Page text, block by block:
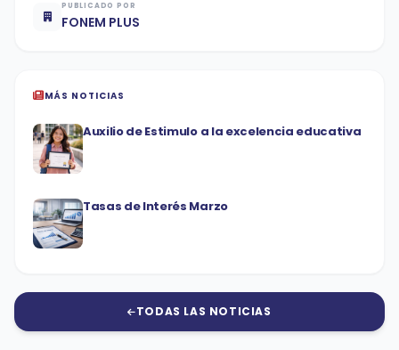
PUBLICADO POR
FONEM PLUS
MÁS NOTICIAS
Auxilio de Estimulo a la excelencia educativa
Tasas de Interés Marzo
TODAS LAS NOTICIAS